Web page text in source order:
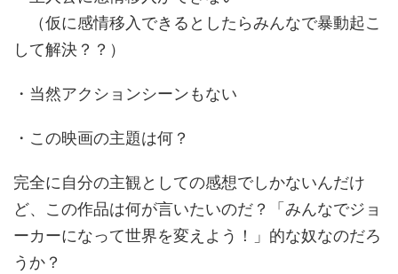
（仮に感情移入できるとしたらみんなで暴動起こ
して解決？？）
・当然アクションシーンもない
・この映画の主題は何？
完全に自分の主観としての感想でしかないんだけ
ど、この作品は何が言いたいのだ？「みんなでジョ
ーカーになって世界を変えよう！」的な奴なのだろ
うか？